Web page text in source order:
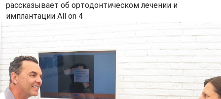
рассказывает об ортодонтическом лечении и
имплантации All on 4